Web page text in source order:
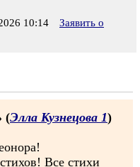
10:14
Заявить о
(Элла Кузнецова 1)
Все стихи